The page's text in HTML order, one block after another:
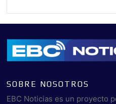
SOBRE NOSOTROS
EBC Noticias es un proyecto